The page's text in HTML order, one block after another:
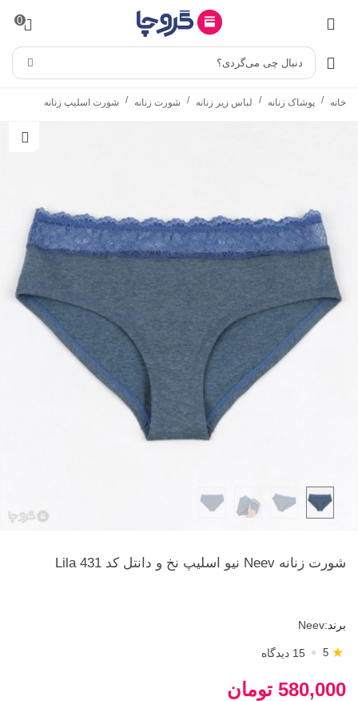
0
دنبال چی می‌گردی؟
خانه / پوشاک زنانه / لباس زیر زنانه / شورت زنانه / شورت اسلیپ زنانه
شورت زنانه Neev نیو اسلیپ نخ و دانتل کد Lila 431
برند:Neev
5 ★ 15 دیدگاه
580,000 تومان